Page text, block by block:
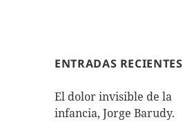
ENTRADAS RECIENTES
El dolor invisible de la
infancia, Jorge Barudy.